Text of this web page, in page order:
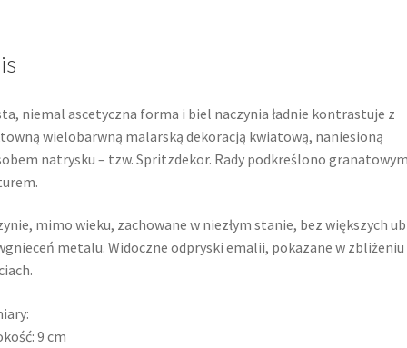
niemal ascetyczna forma i biel naczynia ładnie kontrastuje z
wielobarwną malarską dekoracją kwiatową, naniesioną
natrysku – tzw. Spritzdekor. Rady podkreślono granatowym
mimo wieku, zachowane w niezłym stanie, bez większych
metalu. Widoczne odpryski emalii, pokazane w zbliżeniu
9 cm